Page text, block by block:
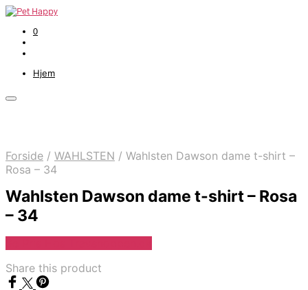
0
Hjem
Forside / WAHLSTEN / Wahlsten Dawson dame t-shirt –
Rosa – 34
Wahlsten Dawson dame t-shirt – Rosa
– 34
Share this product